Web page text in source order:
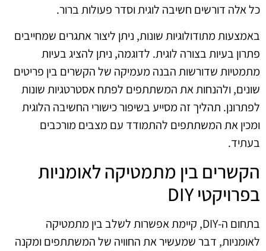
כל אלה דורשים חשיבה לוגית וסדר פעולות ברור.
באמצעות מתודולוגיות שונות, ניתן ליצור אתגרים שמחייבים
פתרון בעיות בצורה לוגית. לדוגמה, ניתן להציג בעיות
מתמטיות שדורשות הבנה מעמיקה של הקשרים בין פריטים
שונים, ולהנחות את המשתתפים לפתח אסטרטגיות שונות
לפתרונן. תהליך זה מסייע בשיפור כישורי החשיבה הלוגית
ומכין את המשתתפים להתמודד עם מצבים מורכבים
בעתיד.
הקשרים בין מתמטיקה לאומניות
בפרויקטי DIY
בתחום ה-DIY, קיימת אפשרות לשלב בין מתמטיקה
לאומניות, דבר שמעשיר את החוויה של המשתתפים ומקנה